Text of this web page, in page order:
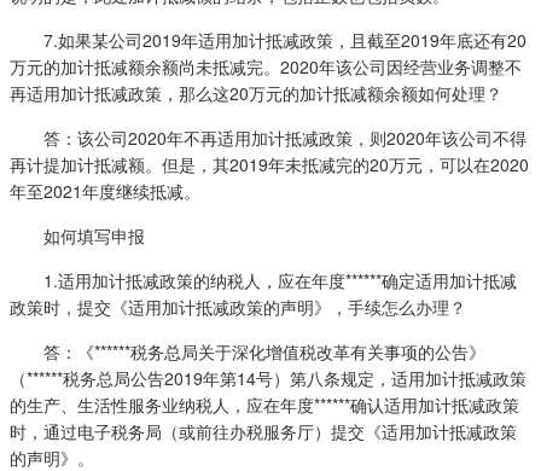
7.如果某公司2019年适用加计抵减政策，且截至2019年底还有20
万元的加计抵减额余额尚未抵减完。2020年该公司因经营业务调整不
再适用加计抵减政策，那么这20万元的加计抵减额余额如何处理？
答：该公司2020年不再适用加计抵减政策，则2020年该公司不得
再计提加计抵减额。但是，其2019年未抵减完的20万元，可以在2020
年至2021年度继续抵减。
如何填写申报
1.适用加计抵减政策的纳税人，应在年度******确定适用加计抵减
政策时，提交《适用加计抵减政策的声明》，手续怎么办理？
答：《******税务总局关于深化增值税改革有关事项的公告》
（******税务总局公告2019年第14号）第八条规定，适用加计抵减政策
的生产、生活性服务业纳税人，应在年度******确认适用加计抵减政策
时，通过电子税务局（或前往办税服务厅）提交《适用加计抵减政策
的声明》。